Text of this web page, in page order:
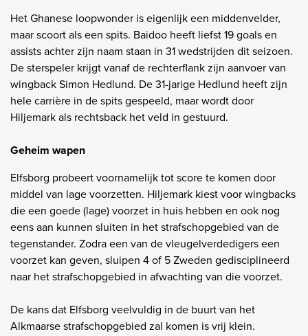
Het Ghanese loopwonder is eigenlijk een middenvelder,
maar scoort als een spits. Baidoo heeft liefst 19 goals en
assists achter zijn naam staan in 31 wedstrijden dit seizoen.
De sterspeler krijgt vanaf de rechterflank zijn aanvoer van
wingback Simon Hedlund. De 31-jarige Hedlund heeft zijn
hele carrière in de spits gespeeld, maar wordt door
Hiljemark als rechtsback het veld in gestuurd.
Geheim wapen
Elfsborg probeert voornamelijk tot score te komen door
middel van lage voorzetten. Hiljemark kiest voor wingbacks
die een goede (lage) voorzet in huis hebben en ook nog
eens aan kunnen sluiten in het strafschopgebied van de
tegenstander. Zodra een van de vleugelverdedigers een
voorzet kan geven, sluipen 4 of 5 Zweden gedisciplineerd
naar het strafschopgebied in afwachting van die voorzet.
De kans dat Elfsborg veelvuldig in de buurt van het
Alkmaarse strafschopgebied zal komen is vrij klein.